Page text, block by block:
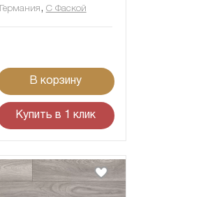
Германия , С Фаской
В корзину
Купить в 1 клик